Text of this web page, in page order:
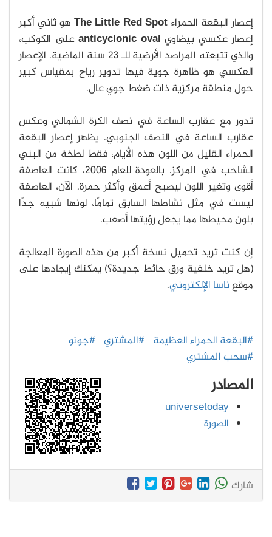
إعصار البقعة الحمراءThe Little Red Spot
هو ثاني أكبر
إعصار عكسي بيضاوي
على الكوكب،
والذي تتبعته المراصد الأرضية للـ 23 سنة الماضية. الإعصار
العكسي هو ظاهرة جوية فيها تدوير رياح بمقياس كبير
حول منطقة مركزية ذات ضغط جوي عال.
تدور مع عقارب الساعة في نصف الكرة الشمالي وعكس
عقارب الساعة في النصف الجنوبي. يظهر إعصار البقعة
الحمراء القليل من اللون هذه الأيام، فقط لطخة من البني
الشاحب في المركز. بالعودة للعام 2006، كانت العاصفة
أقوى وتغير اللون ليصبح أعمق وأكثر حمرة. الآن، العاصفة
ليست في مثل نشاطها السابق تمامًا، لونها شبيه جدًا
بلون محيطها مما يجعل رؤيتها أصعب.
إن كنت تريد تحميل نسخة أكبر من هذه الصورة المعالجة
(هل تريد خلفية ورق حائط جديدة؟) يمكنك إيجادها على
موقعناسا الإلكتروني.
#البقعة الحمراء العظيمة #المشتري #جونو
#سحب المشتري
المصادر
universetoday
الصورة
شارك